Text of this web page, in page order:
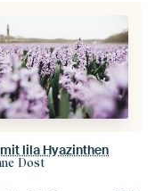
lila Hyazinthen
Dost